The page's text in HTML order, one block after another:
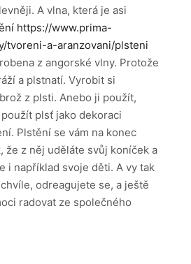
A vlna, která je asi
https://www.prima-
tvoreni-a-aranzovani/plsteni
z angorské vlny. Protože
a plstnatí. Vyrobit si
z plsti. Anebo ji použít,
plsť jako dekoraci
Plstění se vám na konec
že z něj uděláte svůj koníček a
i například svoje děti. A vy tak
odreagujete se, a ještě
radovat ze společného